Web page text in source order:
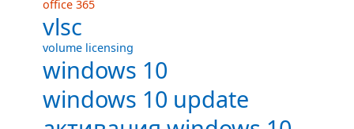
office 365
vlsc
volume licensing
windows 10
windows 10 update